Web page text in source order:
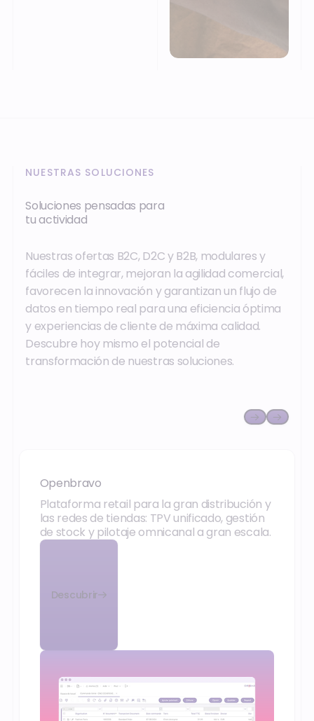
NUESTRAS SOLUCIONES
Soluciones pensadas para
tu actividad
Nuestras ofertas B2C, D2C y B2B, modulares y
fáciles de integrar, mejoran la agilidad comercial,
favorecen la innovación y garantizan un flujo de
datos en tiempo real para una eficiencia óptima
y experiencias de cliente de máxima calidad.
Descubre hoy mismo el potencial de
transformación de nuestras soluciones.
Openbravo
Plataforma retail para la gran distribución y
las redes de tiendas: TPV unificado, gestión
de stock y pilotaje omnicanal a gran escala.
Descubrir